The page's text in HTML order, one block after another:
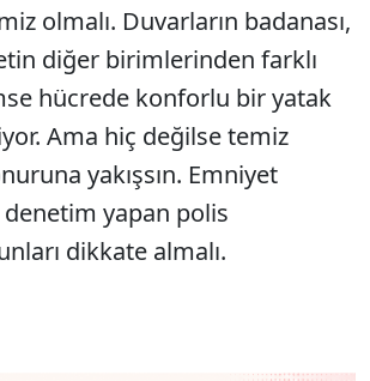
olmalı. Duvarların badanası,
diğer birimlerinden farklı
hücrede konforlu bir yatak
Ama hiç değilse temiz
yakışsın. Emniyet
yapan polis
dikkate almalı.